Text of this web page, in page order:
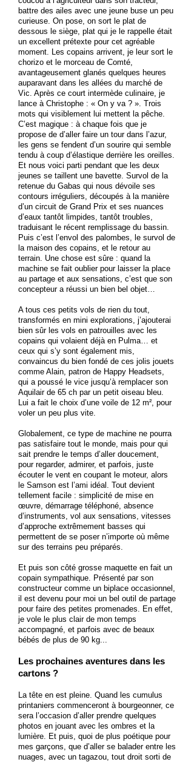
battre des ailes avec une jeune buse un peu
curieuse. On pose, on sort le plat de
dessous le siège, plat qui je le rappelle était
un excellent prétexte pour cet agréable
moment. Les copains arrivent, je leur sort le
chorizo et le morceau de Comté,
avantageusement glanés quelques heures
auparavant dans les allées du marché de
Vic. Après ce court intermède culinaire, je
lance à Christophe : « On y va ? ». Trois
mots qui visiblement lui mettent la pêche.
C’est magique : à chaque fois que je
propose de d’aller faire un tour dans l’azur,
les gens se fendent d’un sourire qui semble
tendu à coup d’élastique derrière les oreilles.
Et nous voici parti pendant que les deux
jeunes se taillent une bavette. Survol de la
retenue du Gabas qui nous dévoile ses
contours irréguliers, découpés à la manière
d’un circuit de Grand Prix et ses nuances
d’eaux tantôt limpides, tantôt troubles,
traduisant le récent remplissage du bassin.
Puis c’est l’envol des palombes, le survol de
la maison des copains, et le retour au
terrain. Une chose est sûre : quand la
machine se fait oublier pour laisser la place
au partage et aux sensations, c’est que son
concepteur a réussi un bien bel objet…
A tous ces petits vols de rien du tout,
transformés en mini explorations, j’ajouterai
bien sûr les vols en patrouilles avec les
copains qui volaient déjà en Pulma… et
ceux qui s’y sont également mis,
convaincus du bien fondé de ces jolis jouets
comme Alain, patron de Happy Headsets,
qui a poussé le vice jusqu’à remplacer son
Aquilair de 65 ch par un petit oiseau bleu.
Lui a fait le choix d’une voile de 12 m², pour
voler un peu plus vite.
Globalement, ce type de machine ne pourra
pas satisfaire tout le monde, mais pour qui
sait prendre le temps d’aller doucement,
pour regarder, admirer, et parfois, juste
écouter le vent en coupant le moteur, alors
le Samson est l’ami idéal. Tout devient
tellement facile : simplicité de mise en
œuvre, démarrage téléphoné, absence
d’instruments, vol aux sensations, vitesses
d’approche extrêmement basses qui
permettent de se poser n’importe où même
sur des terrains peu préparés.
Et puis son côté grosse maquette en fait un
copain sympathique. Présenté par son
constructeur comme un biplace occasionnel,
il est devenu pour moi un bel outil de partage
pour faire des petites promenades. En effet,
je vole le plus clair de mon temps
accompagné, et parfois avec de beaux
bébés de plus de 90 kg...
Les prochaines aventures dans les
cartons ?
La tête en est pleine. Quand les cumulus
printaniers commenceront à bourgeonner, ce
sera l’occasion d’aller prendre quelques
photos en jouant avec les ombres et la
lumière. Et puis, quoi de plus poétique pour
mes garçons, que d’aller se balader entre les
nuages, avec un tagazou, tout droit sorti de